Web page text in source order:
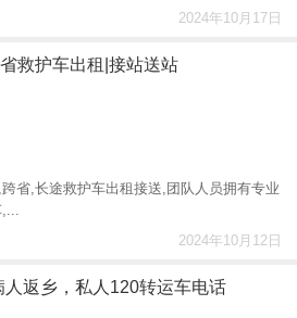
2024年10月17日
救护车出租|接站送站
省,长途救护车出租接送,团队人员拥有专业
,...
2024年10月12日
返乡，私人120转运车电话